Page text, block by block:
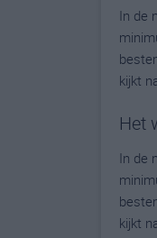
In de
kijkt
Het
In de
kijkt